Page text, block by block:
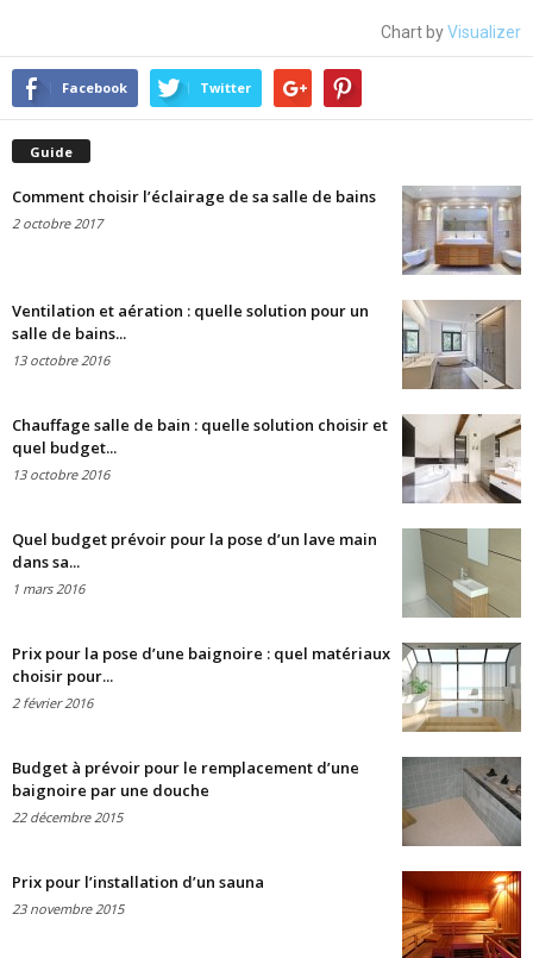
Chart byVisualizer
Facebook Twitter
Guide
Comment choisir l’éclairage de sa salle de bains
2 octobre 2017
Ventilation et aération : quelle solution pour un
salle de bains...
13 octobre 2016
Chauffage salle de bain : quelle solution choisir et
quel budget...
13 octobre 2016
Quel budget prévoir pour la pose d’un lave main
dans sa...
1 mars 2016
Prix pour la pose d’une baignoire : quel matériaux
choisir pour...
2 février 2016
Budget à prévoir pour le remplacement d’une
baignoire par une douche
22 décembre 2015
Prix pour l’installation d’un sauna
23 novembre 2015